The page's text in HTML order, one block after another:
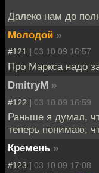
Далеко нам до
Молодой »
#121 | 03.10.09 16:57
Про Маркса надо
DmitryM »
#122 | 03.10.09 16:59
Раньше я думал,
теперь понимаю,
Кремень »
#123 | 03.10.09 17:08